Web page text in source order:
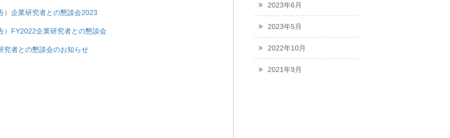
2023年6月
2023年5月
2022年10月
2021年9月
）企業研究者との懇談会2023
）FY2022企業研究者との懇談会
究者との懇談会のお知らせ